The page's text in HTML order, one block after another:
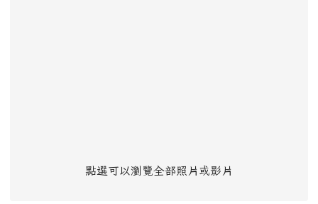
點選可以瀏覽全部照片或影片